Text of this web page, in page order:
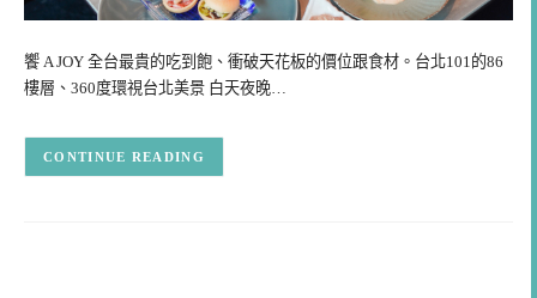
饗 A JOY 全台最貴的吃到飽、衝破天花板的價位跟食材。台北101的86
樓層、360度環視台北美景 白天夜晚…
CONTINUE READING